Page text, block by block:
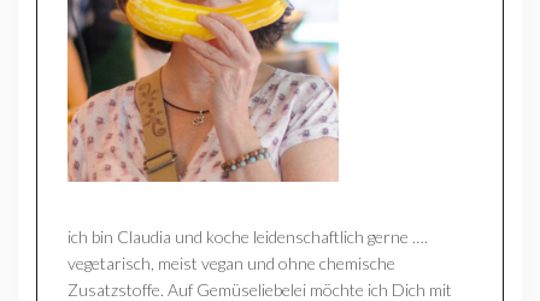
ich bin Claudia und koche leidenschaftlich gerne ….
vegetarisch, meist vegan und ohne chemische
Zusatzstoffe. Auf Gemüseliebelei möchte ich Dich mit